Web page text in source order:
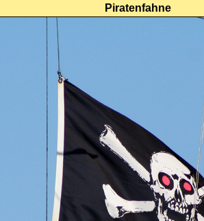
Piratenfahne